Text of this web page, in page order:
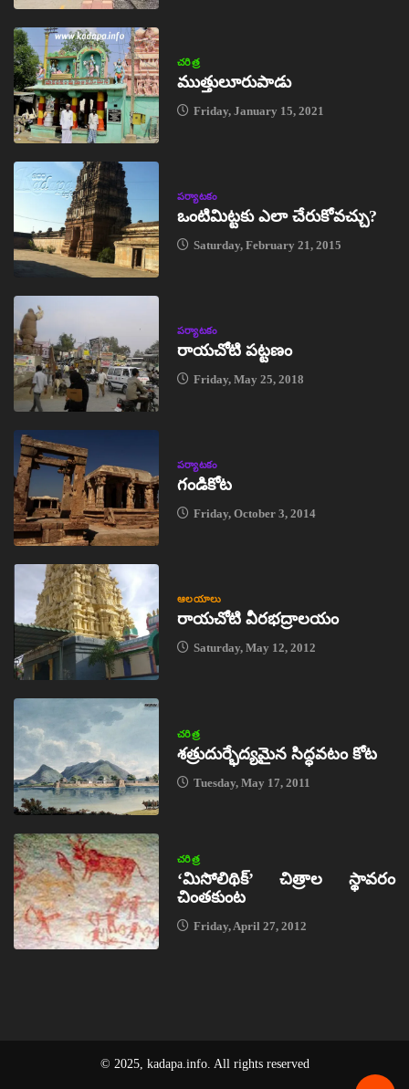
చరిత్ర
ముత్తులూరుపాడు
Friday, January 15, 2021
పర్యాటకం
ఒంటిమిట్టకు ఎలా చేరుకోవచ్చు?
Saturday, February 21, 2015
పర్యాటకం
రాయచోటి పట్టణం
Friday, May 25, 2018
పర్యాటకం
గండికోట
Friday, October 3, 2014
ఆలయాలు
రాయచోటి వీరభద్రాలయం
Saturday, May 12, 2012
చరిత్ర
శత్రుదుర్భేద్యమైన సిద్ధవటం కోట
Tuesday, May 17, 2011
చరిత్ర
‘మిసోలిథిక్‌’ చిత్రాల స్థావరం
చింతకుంట
Friday, April 27, 2012
© 2025, kadapa.info. All rights reserved